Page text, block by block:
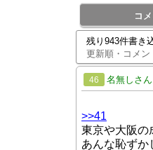
コ
残り943件書き
更新順・コメン
46 名無しさん
>>41
東京や大阪の
あんな恥ずか